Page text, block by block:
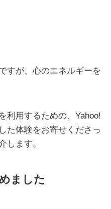
すが、心のエネルギーを
利用するための、Yahoo!
た体験をお寄せくださっ
します。
ました